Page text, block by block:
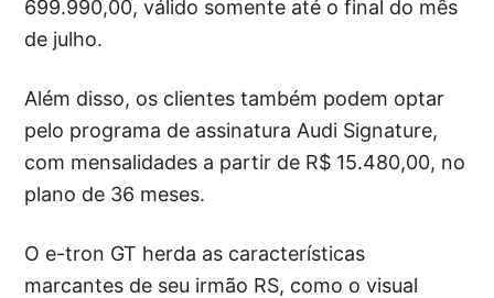
699.990,00, válido somente até o final do mês
de julho.
Além disso, os clientes também podem optar
pelo programa de assinatura Audi Signature,
com mensalidades a partir de R$ 15.480,00, no
plano de 36 meses.
O e-tron GT herda as características
marcantes de seu irmão RS, como o visual